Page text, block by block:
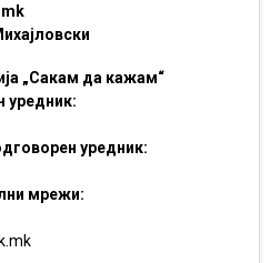
„Сакам да кажам“
уредник:
уредник:
мрежи: